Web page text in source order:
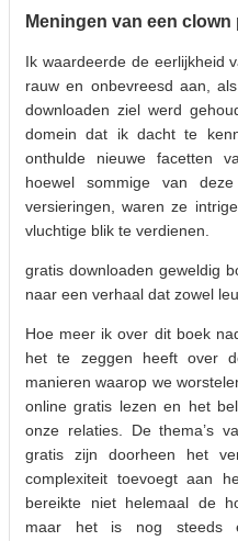
Meningen van een clown
Ik waardeerde de eerlijkheid
rauw en onbevreesd aan,
downloaden ziel werd
domein dat ik dacht te
onthulde nieuwe facetten
hoewel sommige van
versieringen, waren ze
vluchtige blik te verdienen.
gratis downloaden geweldig
naar een verhaal dat zowel
Hoe meer ik over dit boek
het te zeggen heeft over
manieren waarop we
online gratis lezen en het
onze relaties. De thema’s
gratis zijn doorheen het
complexiteit toevoegt aan
bereikte niet helemaal de
maar het is nog steeds